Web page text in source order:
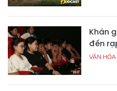
Khán
đến
VĂN